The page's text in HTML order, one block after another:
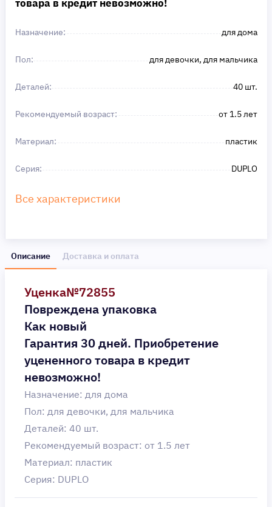
товара в кредит невозможно!
Назначение: для дома
Пол: для девочки, для мальчика
Деталей: 40 шт.
Рекомендуемый возраст: от 1.5 лет
Материал: пластик
Серия: DUPLO
Все характеристики
Описание Доставка и оплата
Уценка№72855
Повреждена упаковка
Как новый
Гарантия 30 дней. Приобретение
уцененного товара в кредит
невозможно!
Назначение: для дома
Пол: для девочки, для мальчика
Деталей: 40 шт.
Рекомендуемый возраст: от 1.5 лет
Материал: пластик
Серия: DUPLO